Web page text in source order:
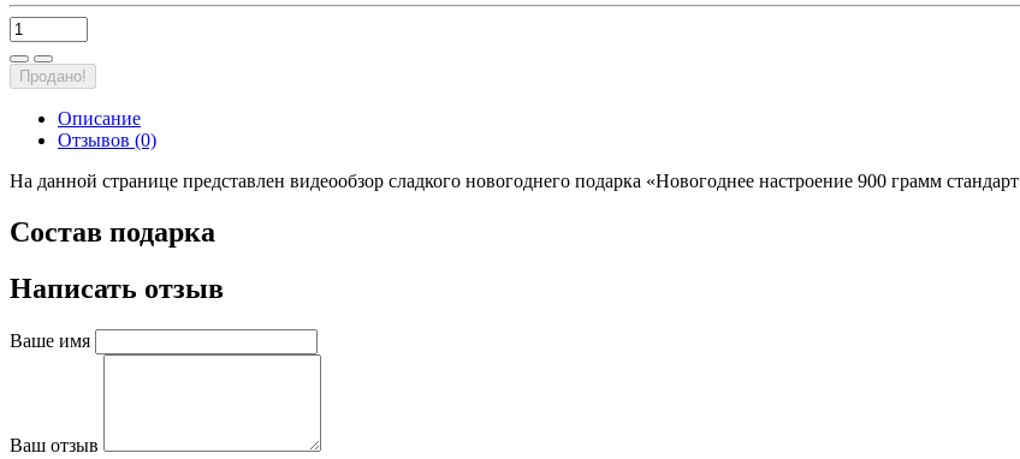
Продано!
Описание
Отзывов (0)
На данной странице представлен видеообзор сладкого новогоднего подарка «Новогоднее настроение 900 грамм
Состав подарка
Написать отзыв
Ваше имя
Ваш отзыв